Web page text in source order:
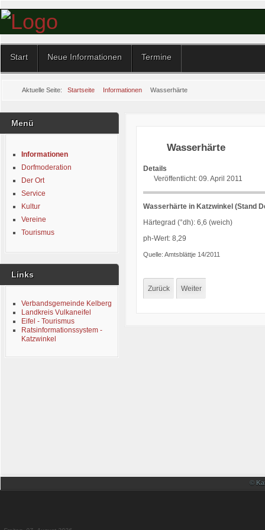
Start Neue Informationen Termine
Aktuelle Seite: Startseite Informationen Wasserhärte
Menü
Informationen
Dorfmoderation
Der Ort
Service
Kultur
Vereine
Tourismus
Links
Verbandsgemeinde Kelberg
Landkreis Vulkaneifel
Eifel - Tourismus
Ratsinformationssystem -
Katzwinkel
Wasserhärte
Details
Veröffentlicht: 09. April 2011
Wasserhärte in Katzwinkel (Stand
Härtegrad (°dh): 6,6 (weich)
ph-Wert: 8,29
Quelle: Amtsblättje 14/2011
Zurück Weiter
©